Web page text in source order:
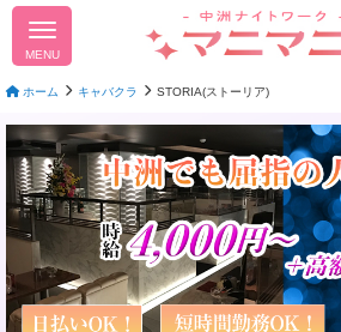
MENU
ホーム キャバクラ STORIA(ストーリア)